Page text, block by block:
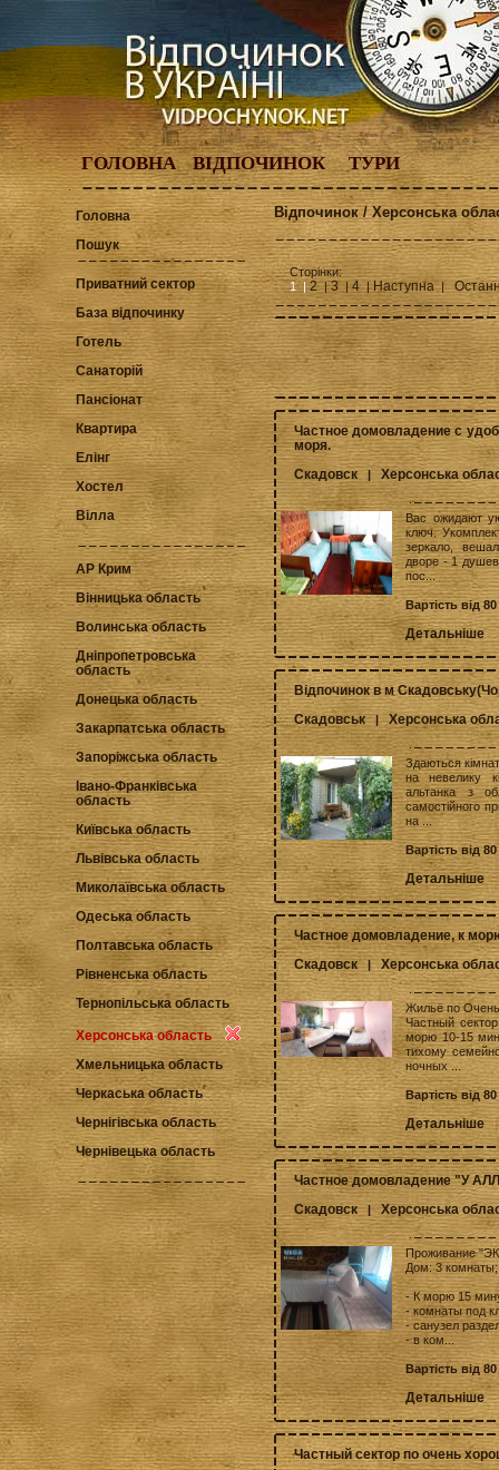
ГОЛОВНА ВІДПОЧИНОК ТУРИ
Головна
Пошук
Приватний сектор
База відпочинку
Готель
Санаторій
Пансіонат
Квартира
Елінг
Хостел
Вілла
АР Крим
Вінницька область
Волинська область
Дніпропетровська
область
Донецька область
Закарпатська область
Запоріжська область
Івано-Франківська
область
Київська область
Львівська область
Миколаївська область
Одеська область
Полтавська область
Рівненська область
Тернопільська область
Херсонська область
Хмельницька область
Черкаська область
Чернігівська область
Чернівецька область
Відпочинок / Херсонська
Сторінки:
1 | 2|3| 4|Наступна|
Частное домовладение с
моря.
Скадовск
| Херсонська
Вас ожидают
ключ.
зеркало,
дворе - 1
пос...
Вартість від
Детальніше
Відпочинок в м
Скадовськ |Херсонська
Здаються
на невелику
альтанка з
самостійного
на ...
Вартість від
Детальніше
Частное домовладение, к
Скадовск | Херсонська
Жильё по Очень
Частный
морю 10-15 мин
тихому
ночных ...
Вартість від
Детальніше
Частное домовладение "У
Скадовск | Херсонська
Проживание
Дом: 3
- К морю 15
- комнаты под
- санузел
- в ком...
Вартість від
Детальніше
Частный сектор по очень